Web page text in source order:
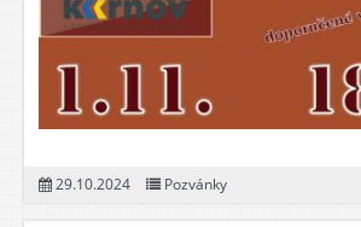
29.10.2024 Pozvánky